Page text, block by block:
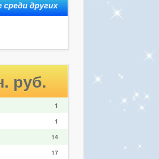
руб.
1
1
14
17